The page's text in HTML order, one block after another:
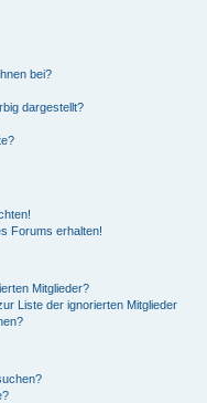
bei?
dargestellt?
Forums erhalten!
Mitglieder?
Liste der ignorierten Mitglieder